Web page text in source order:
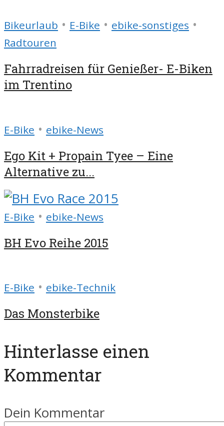
Bikeurlaub • E-Bike • ebike-sonstiges •
Radtouren
Fahrradreisen für Genießer- E-Biken
im Trentino
E-Bike • ebike-News
Ego Kit + Propain Tyee – Eine
Alternative zu...
E-Bike • ebike-News
BH Evo Reihe 2015
E-Bike • ebike-Technik
Das Monsterbike
Hinterlasse einen
Kommentar
Dein Kommentar